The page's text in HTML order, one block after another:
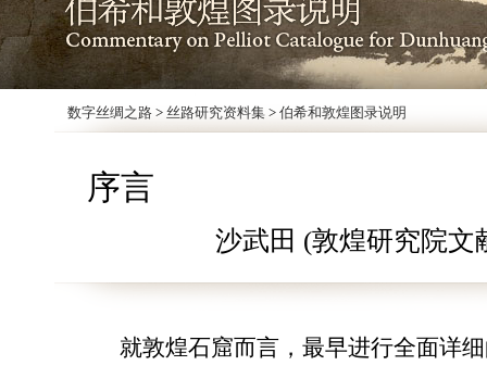
数字丝绸之路 > 丝路研究资料集 > 伯希和敦煌图录说明
序言
沙武田 (敦煌研究院文
就敦煌石窟而言，最早进行全面详